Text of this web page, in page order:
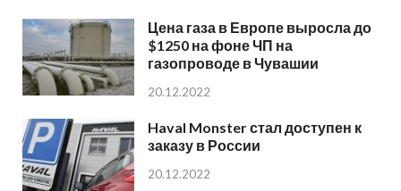
Цена газа в Европе выросла до
$1250 на фоне ЧП на
газопроводе в Чувашии
20.12.2022
Haval Monster стал доступен к
заказу в России
20.12.2022